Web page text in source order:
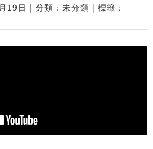
19日 | 分類：未分類 | 標籤：